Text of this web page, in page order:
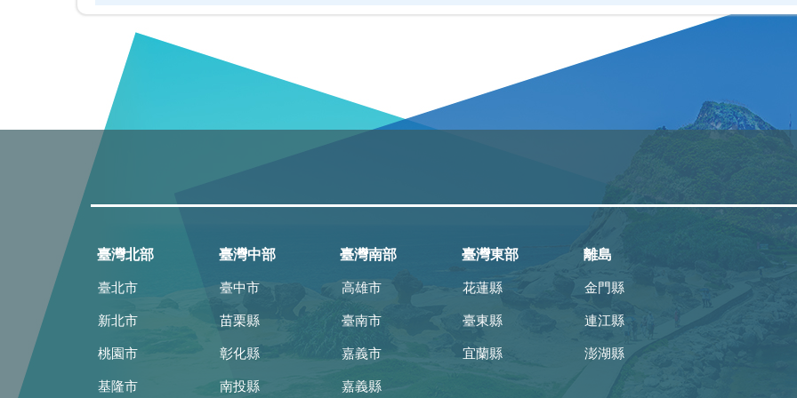
臺灣北部
臺北市
新北市
桃園市
基隆市
臺灣中部
臺中市
苗栗縣
彰化縣
南投縣
臺灣南部
高雄市
臺南市
嘉義市
嘉義縣
臺灣東部
花蓮縣
臺東縣
宜蘭縣
離島
金門縣
連江縣
澎湖縣